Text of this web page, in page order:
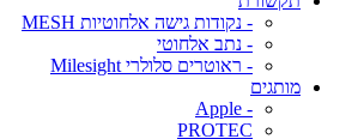
- נקודות גישה אלחוטיות MESH
- נתב אלחוטי
- ראוטרים סלולרי Milesight
מותגים
- Apple
PROTEC